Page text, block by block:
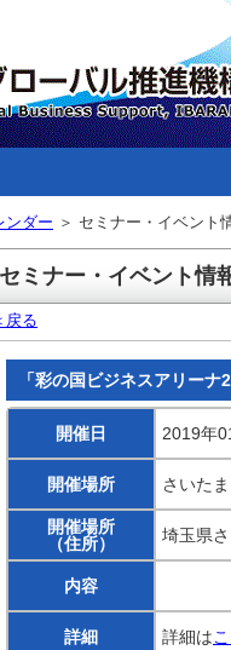
ンダー ＞ セミナー・イベント
セミナー・イベント情
戻る
「彩の国ビジネスアリー
開催日 2019年
開催場所 さいた
開催場所
（住所）
埼玉県
内容
詳細 詳細は